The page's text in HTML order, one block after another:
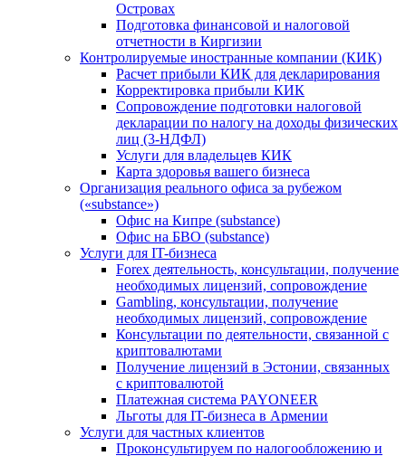
Островах
Подготовка финансовой и налоговой
отчетности в Киргизии
Контролируемые иностранные компании (КИК)
Расчет прибыли КИК для декларирования
Корректировка прибыли КИК
Сопровождение подготовки налоговой
декларации по налогу на доходы физических
лиц (3-НДФЛ)
Услуги для владельцев КИК
Карта здоровья вашего бизнеса
Организация реального офиса за рубежом
(«substance»)
Офис на Кипре (substance)
Офис на БВО (substance)
Услуги для IT-бизнеса
Forex деятельность, консультации, получение
необходимых лицензий, сопровождение
Gambling, консультации, получение
необходимых лицензий, сопровождение
Консультации по деятельности, связанной с
криптовалютами
Получение лицензий в Эстонии, связанных
с криптовалютой
Платежная система PAYONEER
Льготы для IT-бизнеса в Армении
Услуги для частных клиентов
Проконсультируем по налогообложению и